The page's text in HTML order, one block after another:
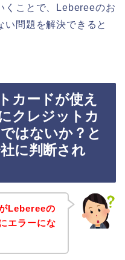
くことで、Lebereeのお
い問題を解決できると
カードが使え
クレジットカ
はないか？と
に判断され
Lebereeの
エラーにな